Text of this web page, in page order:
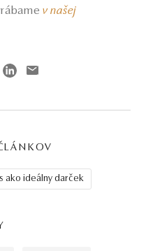
v našej
ako ideálny darček